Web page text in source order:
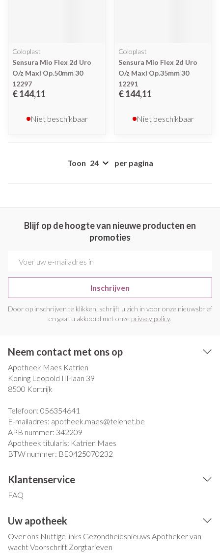
Coloplast
Sensura Mio Flex 2d Uro
O/z Maxi Op.50mm 30
12297
€ 144,11
Niet beschikbaar
Coloplast
Sensura Mio Flex 2d Uro
O/z Maxi Op.35mm 30
12291
€ 144,11
Niet beschikbaar
Toon per pagina
Blijf op de hoogte van nieuwe producten en
promoties
Inschrijven
Door op inschrijven te klikken, schrijft u zich in voor onze nieuwsbrief
en gaat u akkoord met onze privacy policy.
Neem contact met ons op
Apotheek Maes Katrien
Koning Leopold III-laan 39
8500 Kortrijk
Telefoon: 056354641
E-mailadres: apotheek.maes@telenet.be
APB nummer: 342209
Apotheek titularis: Katrien Maes
BTW nummer: BE0425070232
Klantenservice
FAQ
Uw apotheek
Over ons Nuttige links Gezondheidsnieuws Apotheker van
wachtVoorschrift Zorgtarieven